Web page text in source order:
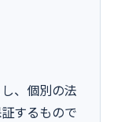
、個別の法
するもので